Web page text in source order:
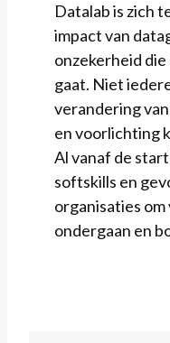
Datalab is zich
impact van
onzekerheid die
gaat. Niet
verandering
en voorlichting
Al vanaf de
softskills en
organisaties
ondergaan en